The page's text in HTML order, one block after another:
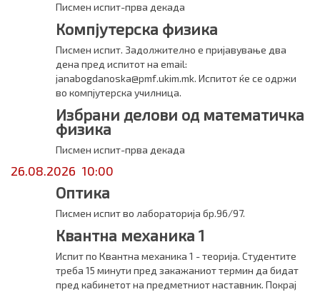
Писмен испит-прва декада
Компјутерска физика
Писмен испит. Задолжително е пријавување два
дена пред испитот на email:
janabogdanoska@pmf.ukim.mk. Испитот ќе се одржи
во компјутерска училница.
Избрани делови од математичка
физика
Писмен испит-прва декада
26.08.2026 10:00
Оптика
Писмен испит во лабораторија бр.96/97.
Квантна механика 1
Испит по Квантна механика 1 - теорија. Студентите
треба 15 минути пред закажаниот термин да бидат
пред кабинетот на предметниот наставник. Покрај